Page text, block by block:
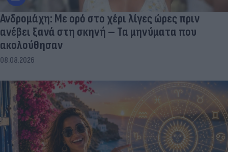
Ανδρομάχη: Με ορό στο χέρι λίγες ώρες πριν
ανέβει ξανά στη σκηνή – Τα μηνύματα που
ακολούθησαν
08.08.2026